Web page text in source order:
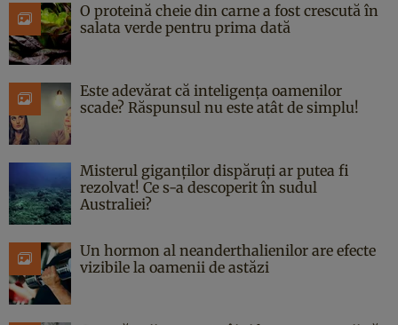
O proteină cheie din carne a fost crescută în
salata verde pentru prima dată
Este adevărat că inteligența oamenilor
scade? Răspunsul nu este atât de simplu!
Misterul giganților dispăruți ar putea fi
rezolvat! Ce s-a descoperit în sudul
Australiei?
Un hormon al neanderthalienilor are efecte
vizibile la oamenii de astăzi